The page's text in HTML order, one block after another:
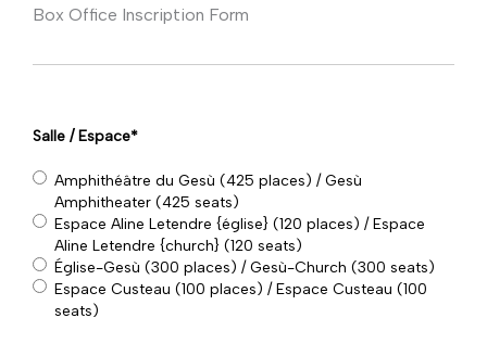
Box Office Inscription Form
Salle / Espace*
Amphithéâtre du Gesù (425 places) / Gesù
Amphitheater (425 seats)
Espace Aline Letendre {église} (120 places) / Espace
Aline Letendre {church} (120 seats)
Église-Gesù (300 places) / Gesù-Church (300 seats)
Espace Custeau (100 places) / Espace Custeau (100
seats)